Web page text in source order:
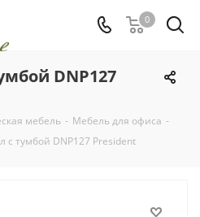
0
DNP127
мебель - Мебель для офиса -
с тумбой DNP127 President